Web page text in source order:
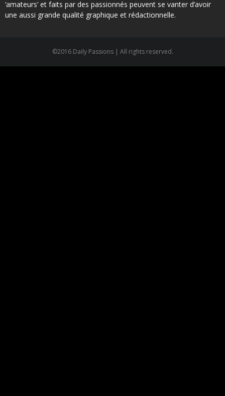
‘amateurs’ et faits par des passionnés peuvent se vanter d’avoir
une aussi grande qualité graphique et rédactionnelle.
©2016 Daily Passions | All rights reserved.